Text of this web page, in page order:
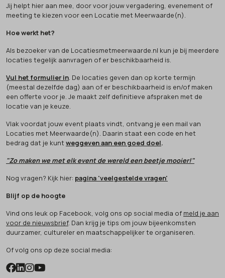
Jij helpt hier aan mee, door voor jouw vergadering, evenement of
meeting te kiezen voor een Locatie met Meerwaarde(n).
Hoe werkt het?
Als bezoeker van de Locatiesmetmeerwaarde.nl kun je bij meerdere
locaties tegelijk aanvragen of er beschikbaarheid is.
Vul het formulier in. De locaties geven dan op korte termijn
(meestal dezelfde dag) aan of er beschikbaarheid is en/of maken
een offerte voor je. Je maakt zelf definitieve afspraken met de
locatie van je keuze.
Vlak voordat jouw event plaats vindt, ontvang je een mail van
Locaties met Meerwaarde(n). Daarin staat een code en het
bedrag dat je kunt weggeven aan een goed doel.
"Zo maken we met elk event de wereld een beetje mooier!"
Nog vragen? Kijk hier: pagina 'veelgestelde vragen'
Blijf op de hoogte
Vind ons leuk op Facebook, volg ons op social media of meld je aan
voor de nieuwsbrief. Dan krijg je tips om jouw bijeenkomsten
duurzamer, cultureler en maatschappelijker te organiseren.
Of volg ons op deze social media: